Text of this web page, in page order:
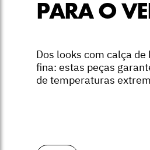
PARA O
Dos looks com calça
fina: estas peças
de temperaturas